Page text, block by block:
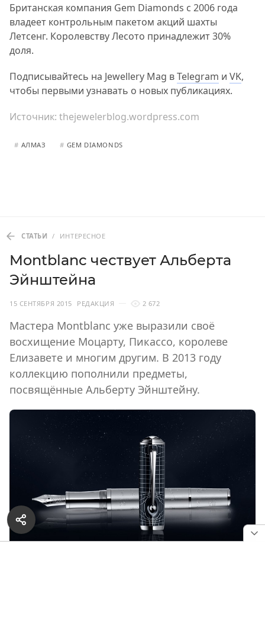
Британская компания Gem Diamonds с 2006 года
владеет контрольным пакетом акций шахты
Летсенг. Королевству Лесото принадлежит 30%
доля.
Подписывайтесь на Jewellery Mag вTelegram и VK,
чтобы первыми узнавать о новых публикациях.
Источник: thejewelerblog.wordpress.com
# АЛМАЗ # GEM DIAMONDS
СТАТЬИ / ИНТЕРЕСНОЕ
Montblanc чествует Альберта
Эйнштейна
15 СЕНТЯБРЯ 2015 РЕДАКЦИЯ 2 672
Мастера Montblanc уже выразили своё
восхищение Моцарту, Пикассо, королеве
Елизавете и многим другим. В 2013 году
коллекцию пополнили предметы,
посвящённые Альберту Эйнштейну.